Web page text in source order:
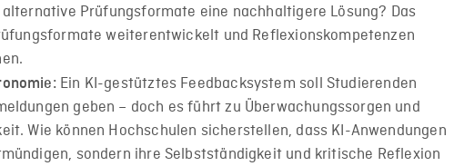
Prüfungsformate eine nachhaltigere Lösung? Das
weiterentwickelt und Reflexionskompetenzen
Ein KI-gestütztes Feedbacksystem soll Studierenden
geben – doch es führt zu Überwachungssorgen und
Wie können Hochschulen sicherstellen, dass KI-Anwendungen
sondern ihre Selbstständigkeit und kritische Reflexion